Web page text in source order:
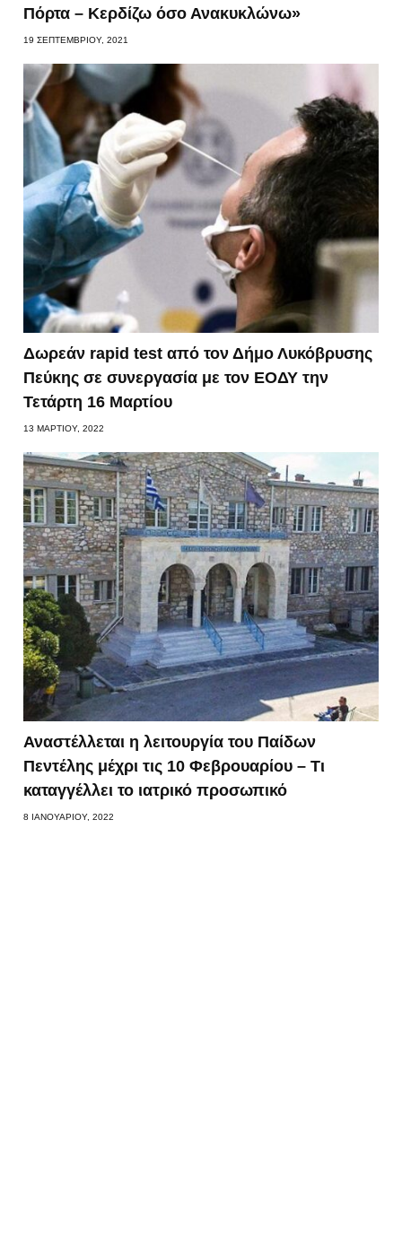
Πόρτα – Κερδίζω όσο Ανακυκλώνω»
19 ΣΕΠΤΕΜΒΡΊΟΥ, 2021
Δωρεάν rapid test από τον Δήμο Λυκόβρυσης
Πεύκης σε συνεργασία με τον ΕΟΔΥ την
Τετάρτη 16 Μαρτίου
13 ΜΑΡΤΊΟΥ, 2022
Αναστέλλεται η λειτουργία του Παίδων
Πεντέλης μέχρι τις 10 Φεβρουαρίου – Τι
καταγγέλλει το ιατρικό προσωπικό
8 ΙΑΝΟΥΑΡΊΟΥ, 2022